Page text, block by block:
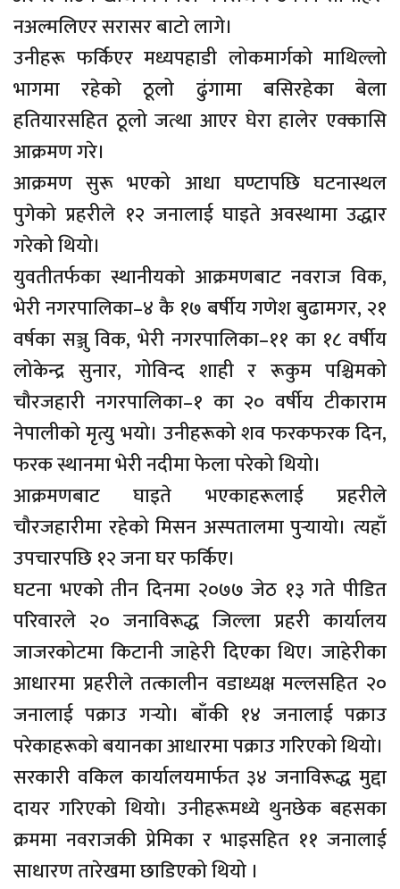
नअल्मलिएर सरासर बाटो लागे।
उनीहरू फर्किएर मध्यपहाडी लोकमार्गको माथिल्लो
भागमा रहेको ठूलो ढुंगामा बसिरहेका बेला
हतियारसहित ठूलो जत्था आएर घेरा हालेर एक्कासि
आक्रमण गरे।
आक्रमण सुरू भएको आधा घण्टापछि घटनास्थल
पुगेको प्रहरीले १२ जनालाई घाइते अवस्थामा उद्धार
गरेको थियो।
युवतीतर्फका स्थानीयको आक्रमणबाट नवराज विक,
भेरी नगरपालिका–४ कै १७ बर्षीय गणेश बुढामगर, २१
वर्षका सञ्जु विक, भेरी नगरपालिका–११ का १८ वर्षीय
लोकेन्द्र सुनार, गोविन्द शाही र रूकुम पश्चिमको
चौरजहारी नगरपालिका–१ का २० वर्षीय टीकाराम
नेपालीको मृत्यु भयो। उनीहरूको शव फरकफरक दिन,
फरक स्थानमा भेरी नदीमा फेला परेको थियो।
आक्रमणबाट घाइते भएकाहरूलाई प्रहरीले
चौरजहारीमा रहेको मिसन अस्पतालमा पुर्‍यायो। त्यहाँ
उपचारपछि १२ जना घर फर्किए।
घटना भएको तीन दिनमा २०७७ जेठ १३ गते पीडित
परिवारले २० जनाविरूद्ध जिल्ला प्रहरी कार्यालय
जाजरकोटमा किटानी जाहेरी दिएका थिए। जाहेरीका
आधारमा प्रहरीले तत्कालीन वडाध्यक्ष मल्लसहित २०
जनालाई पक्राउ गर्‍यो। बाँकी १४ जनालाई पक्राउ
परेकाहरूको बयानका आधारमा पक्राउ गरिएको थियो।
सरकारी वकिल कार्यालयमार्फत ३४ जनाविरूद्ध मुद्दा
दायर गरिएको थियो। उनीहरूमध्ये थुनछेक बहसका
क्रममा नवराजकी प्रेमिका र भाइसहित ११ जनालाई
साधारण तारेखमा छाडिएको थियो ।